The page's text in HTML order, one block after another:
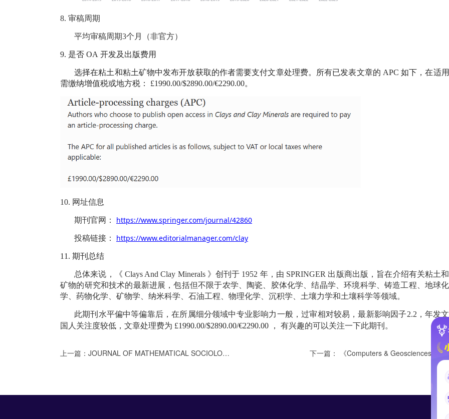
8. 审稿周期
平均审稿周期3个月（非官方）
9. 是否 OA 开发及出版费用
选择在粘土和粘土矿物中发布开放获取的作者需要支付文章处理费。所有已发表文章的 APC 如下，在适
需缴纳增值税或地方税：
£1990.00/$2890.00/€2290.00。
10. 网址信息
期刊官网： https://www.springer.com/journal/42860
投稿链接： https://www.editorialmanager.com/clay
11. 期刊总结
总体来说，《 Clays And Clay Minerals 》创刊于 1952 年，由 SPRINGER 出版商出版，旨在介绍有关粘土
矿物的研究和技术的最新进展，包括但不限于农学、陶瓷、胶体化学、结晶学、环境科学、铸造工程、地球
学、药物化学、矿物学、纳米科学、石油工程、物理化学、沉积学、土壤力学和土壤科学等领域。
此期刊水平偏中等偏靠后，在所属细分领域中专业影响力一般，过审相对较易，最新影响因子2.2，年发
国人关注度较低，文章处理费为 £1990.00/$2890.00/€2290.00 ， 有兴趣的可以关注一下此期刊。
上一篇： JOURNAL OF MATHEMATICAL SOCIOLOGY：数学社会学期刊 下一篇： 《Computers & Geosciences》发表计算机科学和地球科学之间高